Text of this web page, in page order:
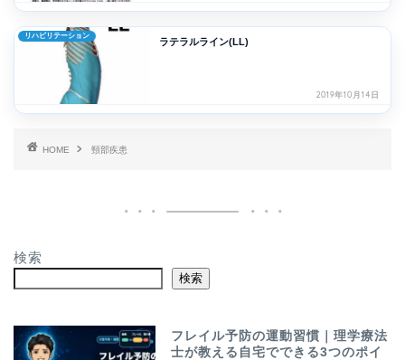
リハビリテーション
ラテラルライン(LL)
2019年10月14日
HOME 頸部疾患
検索
検索
フレイル予防の運動習慣｜理学療法
士が教える自宅でできる3つのポイ